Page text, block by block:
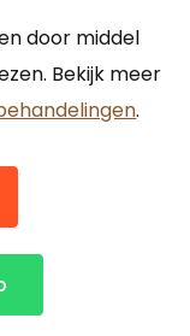
door middel
Bekijk meer
.